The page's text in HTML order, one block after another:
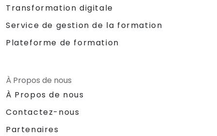
Transformation digitale
Service de gestion de la formation
Plateforme de formation
À Propos de nous
À Propos de nous
Contactez-nous
Partenaires